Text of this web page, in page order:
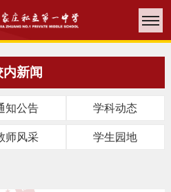
内新闻
知公告 学科动态
师风采 学生园地